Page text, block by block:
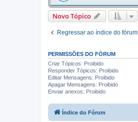
Novo Tópico
Regressar ao índice do fórum
PERMISSÕES DO FÓRUM
Criar Tópicos: Proibido
Responder Tópicos: Proibido
Editar Mensagens: Proibido
Apagar Mensagens: Proibido
Enviar anexos: Proibido
Índice do Fórum